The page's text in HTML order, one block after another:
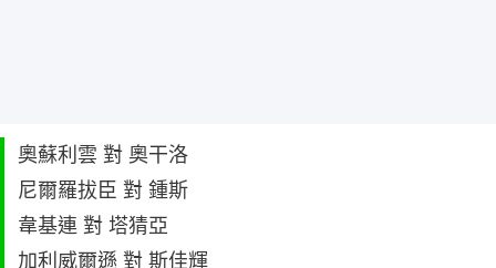
奧蘇利雲 對 奧干洛
尼爾羅拔臣 對 鍾斯
韋基連 對 塔猜亞
加利威爾遜 對 斯佳輝